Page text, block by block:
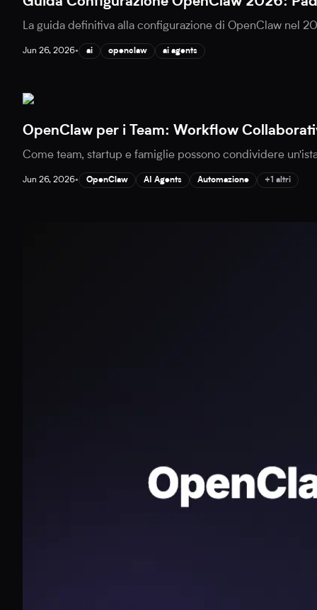
La guida definitiva alla configurazione di OpenClaw nel
Jun 26, 2026• ai openclaw ai agents
OpenClaw per i Team: Workflow
Come team, startup e famiglie possono condividere
Jun 26, 2026• OpenClaw AI Agents Automazione +1 altri